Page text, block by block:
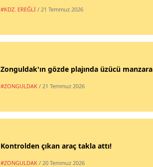
#KDZ. EREĞLİ / 21 Temmuz 2026
Zonguldak'ın gözde plajında üzücü manzara
#ZONGULDAK / 21 Temmuz 2026
Kontrolden çıkan araç takla attı!
#ZONGULDAK / 20 Temmuz 2026